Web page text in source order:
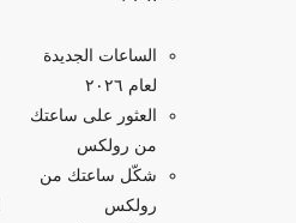
الساعات الجديدة
لعام ٢٠٢٦
العثور على ساعتك
من رولكس
شكّل ساعتك من
رولكس